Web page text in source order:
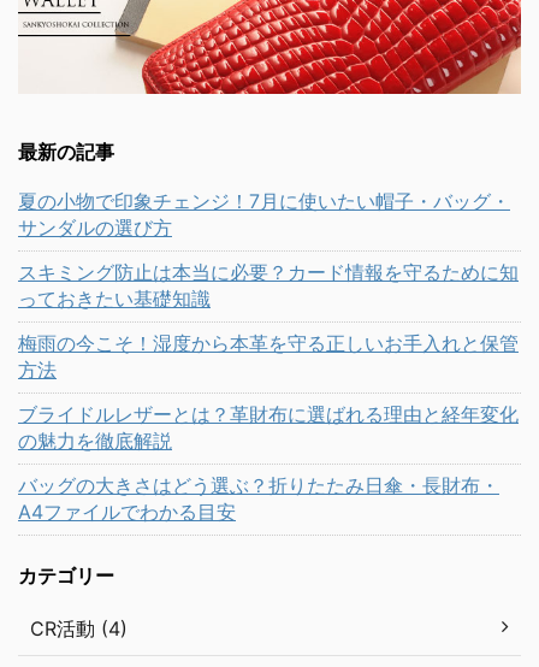
最新の記事
夏の小物で印象チェンジ！7月に使いたい帽子・バッグ・
サンダルの選び方
スキミング防止は本当に必要？カード情報を守るために知
っておきたい基礎知識
梅雨の今こそ！湿度から本革を守る正しいお手入れと保管
方法
ブライドルレザーとは？革財布に選ばれる理由と経年変化
の魅力を徹底解説
バッグの大きさはどう選ぶ？折りたたみ日傘・長財布・
A4ファイルでわかる目安
カテゴリー
CR活動 (4)